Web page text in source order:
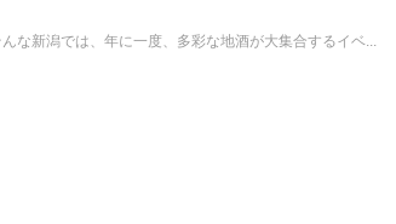
な新潟では、年に一度、多彩な地酒が大集合するイベ...